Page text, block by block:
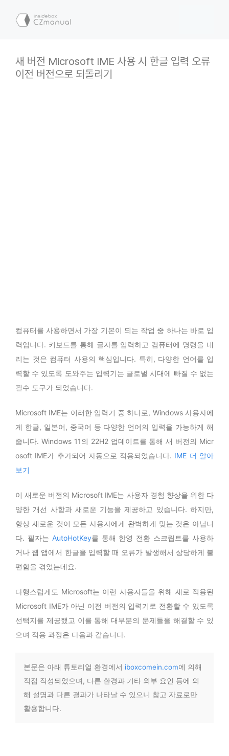
새 버전 Microsoft IME 사용 시 한글 입력 오류
이전 버전으로 되돌리기
컴퓨터를 사용하면서 가장 기본이 되는 작업 중 하나는 바로 입
력입니다. 키보드를 통해 글자를 입력하고 컴퓨터에 명령을 내
리는 것은 컴퓨터 사용의 핵심입니다. 특히, 다양한 언어를 입
력할 수 있도록 도와주는 입력기는 글로벌 시대에 빠질 수 없는
필수 도구가 되었습니다.
Microsoft IME는 이러한 입력기 중 하나로, Windows 사용자에
게 한글, 일본어, 중국어 등 다양한 언어의 입력을 가능하게 해
줍니다. Windows 11의 22H2 업데이트를 통해 새 버전의 Micr
osoft IME가 추가되어 자동으로 적용되었습니다. IME 더 알아
보기
이 새로운 버전의 Microsoft IME는 사용자 경험 향상을 위한 다
양한 개선 사항과 새로운 기능을 제공하고 있습니다. 하지만,
항상 새로운 것이 모든 사용자에게 완벽하게 맞는 것은 아닙니
다. 필자는 AutoHotKey를 통해 한영 전환 스크립트를 사용하
거나 웹 앱에서 한글을 입력할 때 오류가 발생해서 상당하게 불
편함을 겪었는데요.
다행스럽게도 Microsoft는 이런 사용자들을 위해 새로 적용된
Microsoft IME가 아닌 이전 버전의 입력기로 전환할 수 있도록
선택지를 제공했고 이를 통해 대부분의 문제들을 해결할 수 있
으며 적용 과정은 다음과 같습니다.
본문은 아래 튜토리얼 환경에서 iboxcomein.com에 의해
직접 작성되었으며, 다른 환경과 기타 외부 요인 등에 의
해 설명과 다른 결과가 나타날 수 있으니 참고 자료로만
활용합니다.